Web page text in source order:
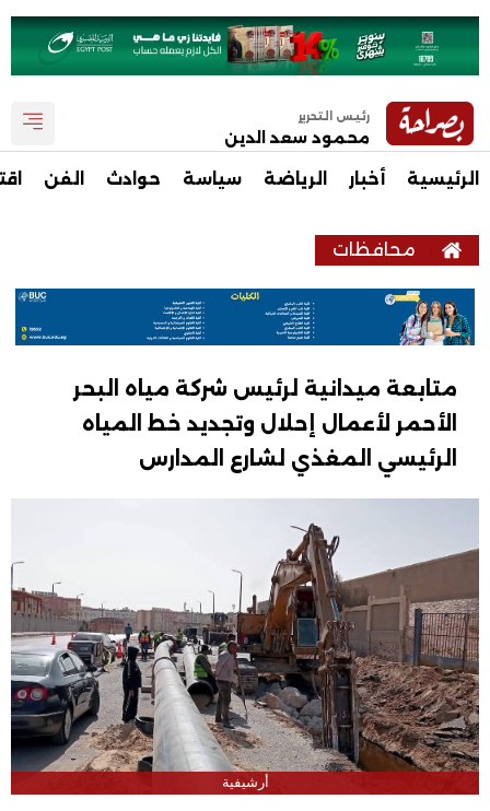
رئيس التحرير
محمود سعد الدين
الرئيسية أخبار الرياضة سياسة حوادث الفن
محافظات
متابعة ميدانية لرئيس شركة مياه البحر
الأحمر لأعمال إحلال وتجديد خط المياه
الرئيسي المغذي لشارع المدارس
أرشيفية